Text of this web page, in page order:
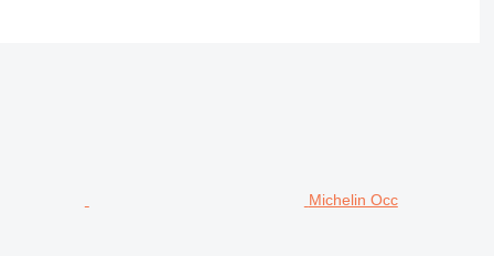
Michelin Occ